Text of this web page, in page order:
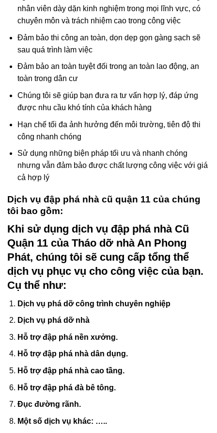
nghiệm với lĩnh vực khoan, tháo dỡ nhà,… với đội ngũ
nhân viên dày dặn kinh nghiệm trong mọi lĩnh vực, có
chuyên môn và trách nhiệm cao trong công việc
Đảm bảo thi công an toàn, dọn dẹp gọn gàng sạch sẽ
sau quá trình làm việc
Đảm bảo an toàn tuyệt đối trong an toàn lao động, an
Chúng tôi sẽ giúp bạn đưa ra tư vấn hợp lý, đáp ứng
được nhu cầu khó tính của khách hàng
Hạn chế tối đa ảnh hưởng đến môi trường, tiên độ thi
công nhanh chóng
Sử dụng những biện pháp tối ưu và nhanh chóng
nhưng vẫn đảm bảo được chất lượng công việc với giá
cả hợp lý
Dịch vụ đập phá nhà cũ quận 11 của chúng
tôi bao gồm:
Khi sử dụng dịch vụ đập phá nhà Cũ
Quận 11 của Tháo dỡ nhà An Phong
Phát, chúng tôi sẽ cung cấp tổng thể
dịch vụ phục vụ cho công việc của bạn.
Cụ thể như:
Dịch vụ phá dỡ công trình chuyên nghiệp
Hỗ trợ đập phá nền xưởng.
Hỗ trợ đập phá nhà cao tầng.
Hỗ trợ đập phá đà bê tông.
Một số dịch vụ khác: …..